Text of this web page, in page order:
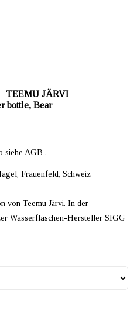
TEEMU JÄRVI
bottle, Bear
siehe AGB .
Frauenfeld, Schweiz
von Teemu Järvi. In der
Wasserflaschen-Hersteller SIGG